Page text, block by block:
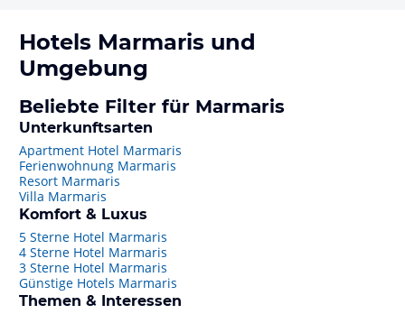
Hotels Marmaris und
Umgebung
Beliebte Filter für Marmaris
Unterkunftsarten
Apartment Hotel Marmaris
Ferienwohnung Marmaris
Resort Marmaris
Villa Marmaris
Komfort & Luxus
5 Sterne Hotel Marmaris
4 Sterne Hotel Marmaris
3 Sterne Hotel Marmaris
Günstige Hotels Marmaris
Themen & Interessen